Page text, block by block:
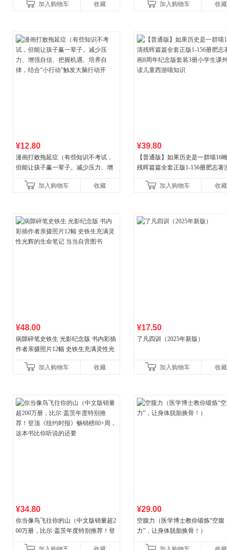
养好品质，发现快
加入购物车 收藏
加入购物车
收藏
¥12.80
漫画打败拖延症（有些知识不考试，
但能让孩子赢一辈子。减少压力、增
合“小行动”触发大脑行动开
加入购物车 收藏
¥39.80
【普通版】如果历史是一群喵16
残晖篇篇全套正版1-156册肥志著
儿童西游喵知识
加入购物车 收藏
¥48.00
病隙碎笔史铁生 光影纪念版 书内彩插
作者亲摄照片12幅 史铁生充满灵性光
加入购物车
收藏
¥17.50
了凡四训（2025年新版）
加入购物车 收藏
¥34.80
你当像鸟飞往你的山（中文版销量超2
00万册，比尔·盖茨年度特别推荐！登
¥29.00
空腹力（医学博士教你锻炼“空腹
力”，让身体脱胎换骨！）